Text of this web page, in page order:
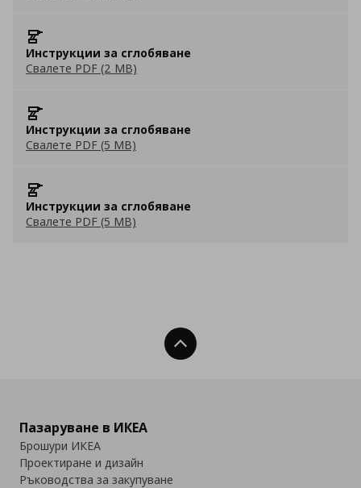
Инструкции за сглобяване
Свалете PDF (2 MB)
Инструкции за сглобяване
Свалете PDF (5 MB)
Инструкции за сглобяване
Свалете PDF (5 MB)
Нагоре
Пазаруване в ИКЕА
Брошури ИКЕА
Проектиране и дизайн
Ръководства за закупуване